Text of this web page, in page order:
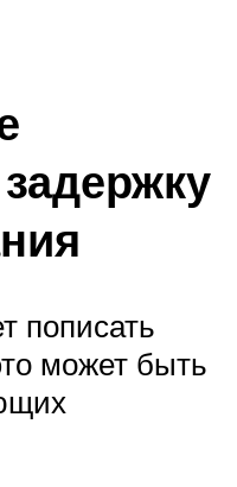
пописать
может быть